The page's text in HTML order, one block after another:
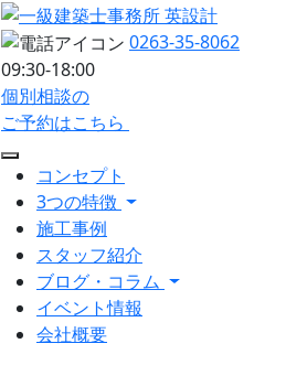
0263-35-8062
09:30-18:00
個別相談の
ご予約はこちら
コンセプト
3つの特徴
施工事例
スタッフ紹介
ブログ・コラム
イベント情報
会社概要